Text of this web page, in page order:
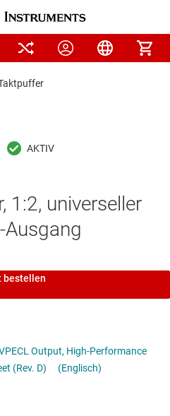
1:2, universeller
Ausgang
bestellen
High-Performance
(Rev. D)
(Englisch)